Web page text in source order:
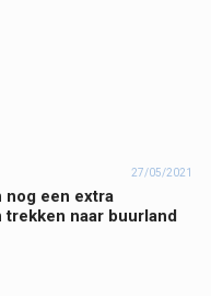
27/05/2021
nog een extra
naar buurland